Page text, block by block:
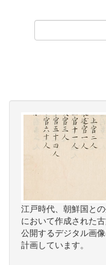
江戸時代、朝鮮国と
において作成された
公開するデジタル画
計画しています。